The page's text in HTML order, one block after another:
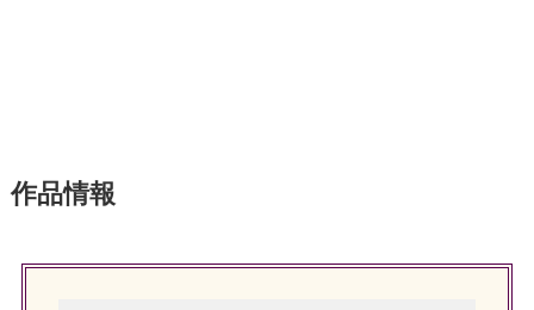
作品情報